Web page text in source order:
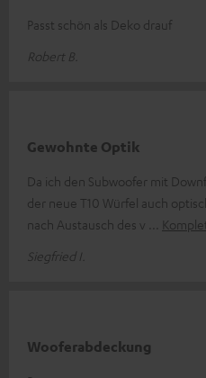
Passt schön als Deko drauf
Robert B.
Gewohnte Optik
Da ich den Subwoofer mit
der neue T10 Würfel auch
nach Austausch des v
Siegfried I.
Wooferabdeckung